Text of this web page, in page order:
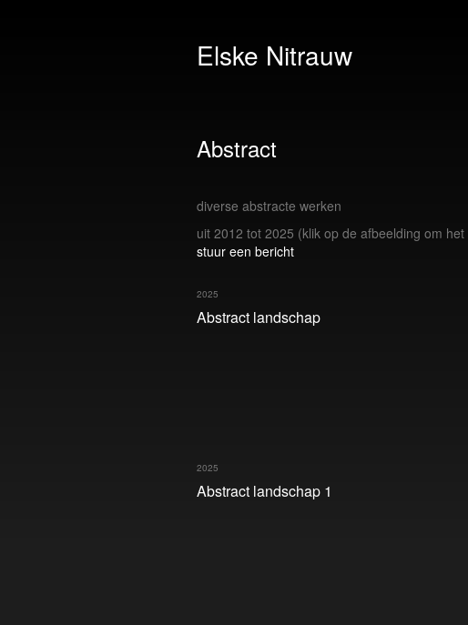
Elske Nitrauw
Abstract
diverse abstracte werken
uit 2012 tot 2025 (klik op de afbeelding om
stuur een bericht
Abstract landschap
2025
Abstract landschap 1
2025